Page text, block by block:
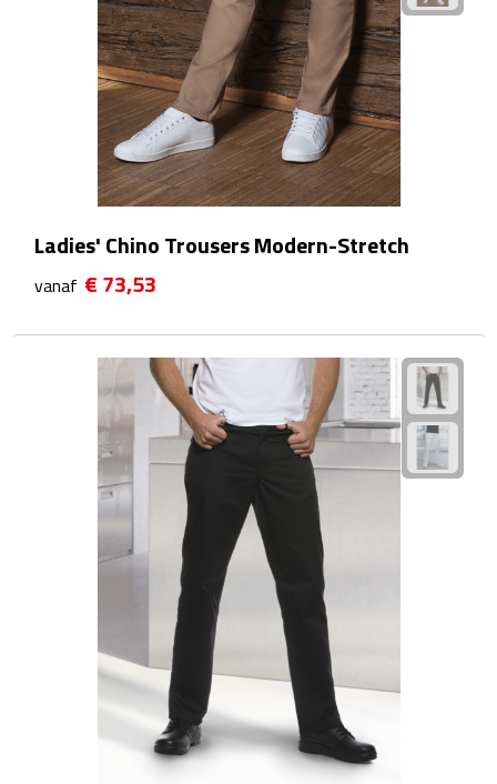
Bierglazen
Champagneglazen
Cocktailglazen
Wijnglazen
Koffieglazen
Kopjes & Mokken
Schoteltjes
Kantoor & Zakelijk
Agenda's & Kalenders
Ladies' Chino Trousers Modern-Stretch
vanaf € 73,53